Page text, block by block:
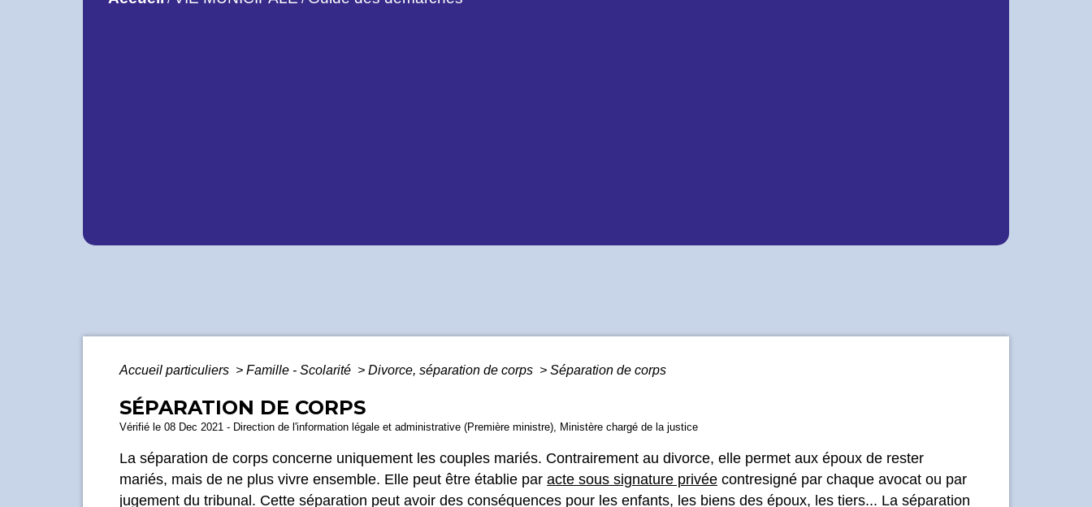
Accueil particuliers > Famille - Scolarité > Divorce, séparation de corps > Séparation de corps
SÉPARATION DE CORPS
Vérifié le 08 Dec 2021 - Direction de l'information légale et administrative (Première ministre), Ministère chargé de la justice
La séparation de corps concerne uniquement les couples mariés. Contrairement au divorce, elle permet aux époux de rester
mariés, mais de ne plus vivre ensemble. Elle peut être établie par acte sous signature privée contresigné par chaque avocat ou par
jugement du tribunal. Cette séparation peut avoir des conséquences pour les enfants, les biens des époux, les tiers... La séparation